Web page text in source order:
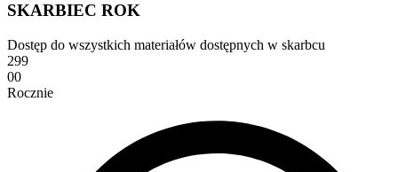
SKARBIEC ROK
Dostęp do wszystkich materiałów dostępnych w skarbcu
299
00
Rocznie